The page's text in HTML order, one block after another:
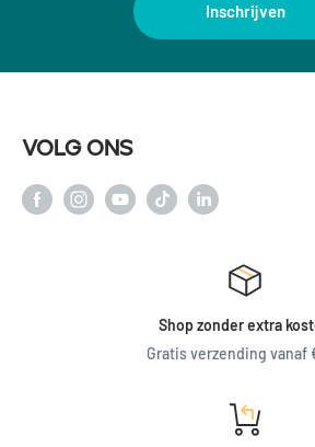
Inschrijven
Volg ons
Shop zonder extra
Gratis verzending vanaf